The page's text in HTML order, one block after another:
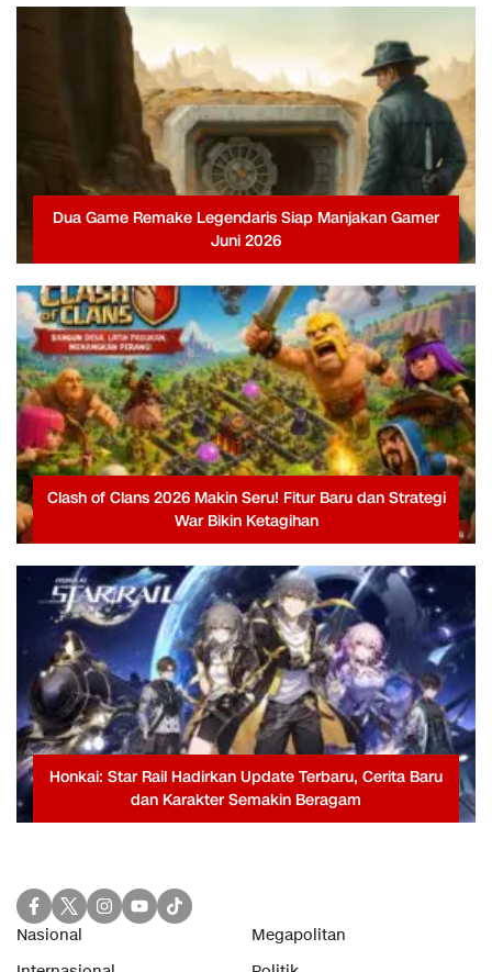
Dua Game Remake Legendaris Siap Manjakan Gamer
Juni 2026
Clash of Clans 2026 Makin Seru! Fitur Baru dan Strategi
War Bikin Ketagihan
Honkai: Star Rail Hadirkan Update Terbaru, Cerita Baru
dan Karakter Semakin Beragam
Nasional
Megapolitan